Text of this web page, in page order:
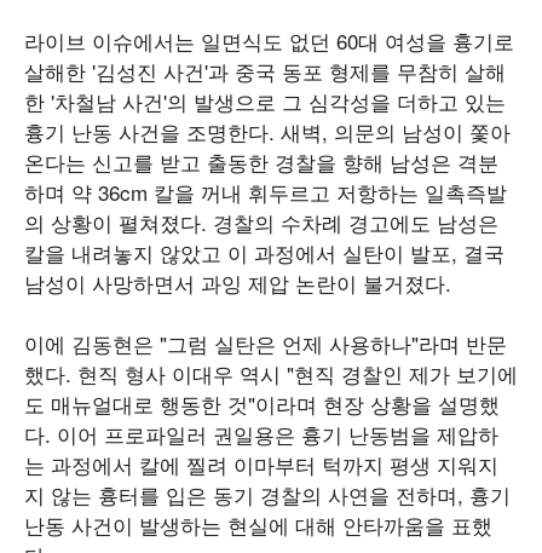
라이브 이슈에서는 일면식도 없던 60대 여성을 흉기로
살해한 '김성진 사건'과 중국 동포 형제를 무참히 살해
한 '차철남 사건'의 발생으로 그 심각성을 더하고 있는
흉기 난동 사건을 조명한다. 새벽, 의문의 남성이 쫓아
온다는 신고를 받고 출동한 경찰을 향해 남성은 격분
하며 약 36cm 칼을 꺼내 휘두르고 저항하는 일촉즉발
의 상황이 펼쳐졌다. 경찰의 수차례 경고에도 남성은
칼을 내려놓지 않았고 이 과정에서 실탄이 발포, 결국
남성이 사망하면서 과잉 제압 논란이 불거졌다.
이에 김동현은 "그럼 실탄은 언제 사용하나"라며 반문
했다. 현직 형사 이대우 역시 "현직 경찰인 제가 보기에
도 매뉴얼대로 행동한 것"이라며 현장 상황을 설명했
다. 이어 프로파일러 권일용은 흉기 난동범을 제압하
는 과정에서 칼에 찔려 이마부터 턱까지 평생 지워지
지 않는 흉터를 입은 동기 경찰의 사연을 전하며, 흉기
난동 사건이 발생하는 현실에 대해 안타까움을 표했